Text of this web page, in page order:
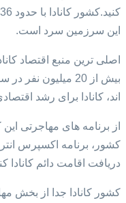
این سرزمین سرد است.
بیش از 20
اند، کانادا برای رشد
از برنامه های مهاجرتی
دریافت اقامت دائم
کشور کانادا جدا از بخش